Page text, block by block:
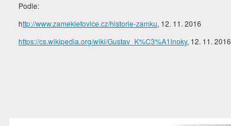
Podle:
http://www.zamekletovice.cz/historie-zamku, 12. 11. 2016
https://cs.wikipedia.org/wiki/Gustav_K%C3%A1lnoky, 12. 11. 2016